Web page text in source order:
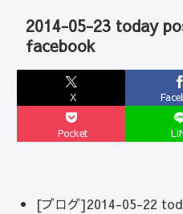
2014-05-23 today
facebook
X
Pocket
[ブログ]2014-05-22